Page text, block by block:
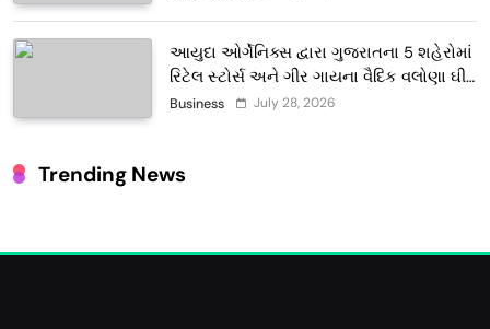
આયુદા ઓર્ગેનિક્સ દ્વારા ગુજરાતના 5 શહેરોમાં
રિટેલ સ્ટોર્સ અને ગીર ગાયના વૈદિક વલોણા ઘી-
દૂધની શુદ્ધ સેવાઓ સાથે વ્યાપક વિસ્તરણ
Business July 28, 2026
Trending News